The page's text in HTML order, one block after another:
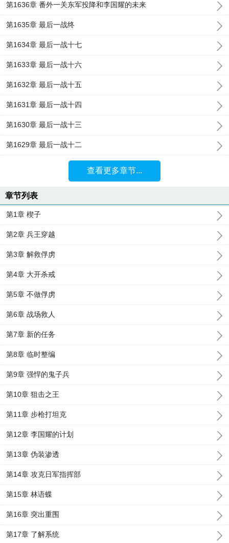
第1636章 番外一关东军投降和李国耀的未来
第1635章 最后一战终
第1634章 最后一战十七
第1633章 最后一战十六
第1632章 最后一战十五
第1631章 最后一战十四
第1630章 最后一战十三
第1629章 最后一战十二
查看更多章节...
章节列表
第1章 楔子
第2章 兵王穿越
第3章 解救俘虏
第4章 大开杀戒
第5章 不做俘虏
第6章 战场救人
第7章 新的任务
第8章 临时整编
第9章 强悍的鬼子兵
第10章 狙击之王
第11章 步枪打坦克
第12章 李国耀的计划
第13章 伪装渗透
第14章 攻克日军指挥部
第15章 林语蝶
第16章 突出重围
第17章 了解系统